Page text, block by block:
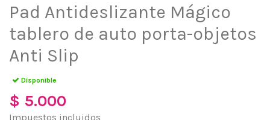
Pad Antideslizante Mágico
tablero de auto porta-objetos
Anti Slip
Disponible
$ 5.000
Impuestos incluidos